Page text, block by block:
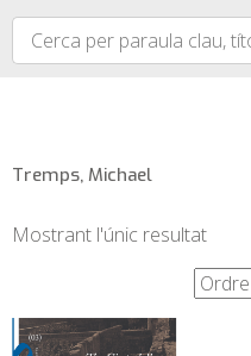
Tremps, Michael
Mostrant l'únic resultat